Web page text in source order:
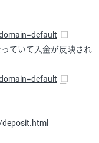
っていて入金が反映され